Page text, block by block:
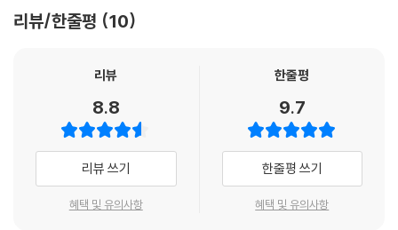
렇게 회고했다. “도산은 신비스러운 남성이었어요. 만나면 도무지 말이 나
받고 이런 답장을 보냈다. “나는 꽃보다 보낸 그 마음을 사랑하여 꽃을 품
에 두었소이다.”
---「강철의 꽃을 그대에게 - 이혜련과 안창호」중에서
두 사람의 가족들은 자살을 믿지 않았다. 마지막까지 함께했던 동생 윤성
덕은 언니가 ‘큰 성공을 하기까지 간 곳을 알리지 않을 테니 절대로 나를 찾
지 말아라’라고 말했으니 죽었을 리가 없다고 주장했다. 하지만 이 말이야
고결한 성품으로 당차게 자기 사랑을 한 황진이, 미친 소년을 정승으로 기
작 사랑을 하지는 못한 매창, 신라의 운명을 떠안은 진성여왕, 왕건의 첫째
로 죽은 장희빈, 나란히 왕비가 된 세 자매, 비운의 7일 왕비 단경왕후 등,
3장과 4장에서는 시대와 세대를 아우르며, 고귀하지만 행복과는 거리가
멀었던 여인들의 애상 속 연정을 고스란히 펼쳐 보인다.
사랑이 낭만적일 수밖에 없는 연유들
리뷰/한줄평 10
리뷰
8.8
리뷰 쓰기
혜택 및 유의사항
한줄평
9.7
한줄평 쓰기
혜택 및 유의사항